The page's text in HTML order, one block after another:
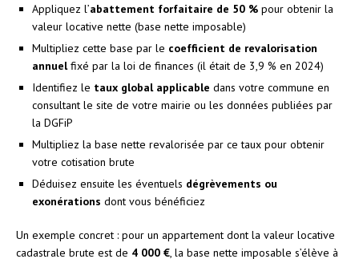
Appliquez l’abattement forfaitaire de 50 % pour obtenir la
valeur locative nette (base nette imposable)
Multipliez cette base par le coefficient de revalorisation
annuelfixé par la loi de finances (il était de 3,9 % en 2024)
Identifiez le taux global applicable dans votre commune en
consultant le site de votre mairie ou les données publiées par
la DGFiP
Multipliez la base nette revalorisée par ce taux pour obtenir
votre cotisation brute
Déduisez ensuite les éventuels dégrèvements ou
exonérations dont vous bénéficiez
Un exemple concret : pour un appartement dont la valeur locative
cadastrale brute est de 4 000 € , la base nette imposable s’élève à